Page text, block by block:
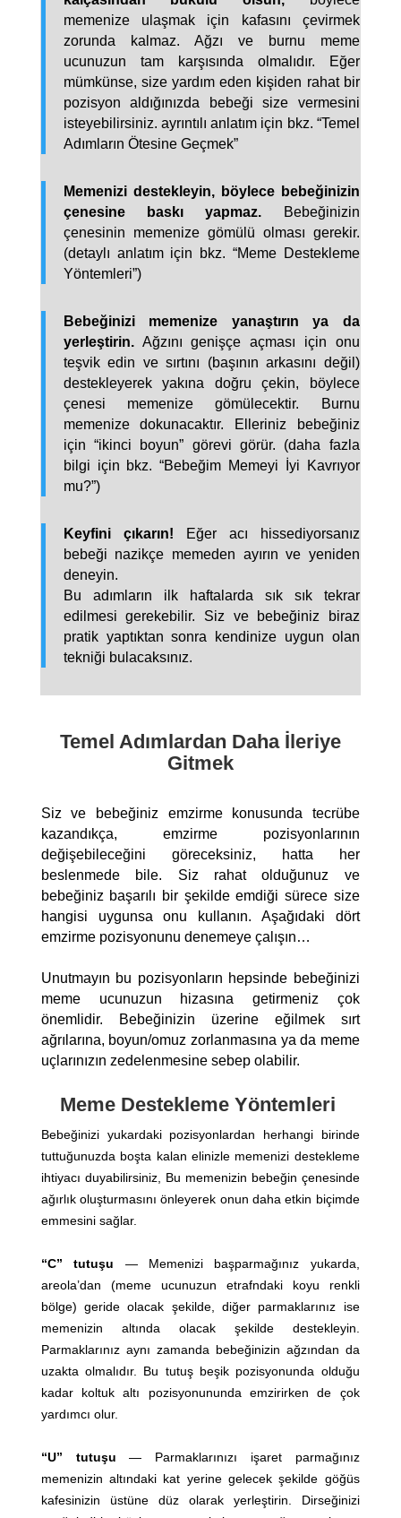
memenize ulaşmak için kafasını çevirmek
zorunda kalmaz. Ağzı ve burnu meme
ucunuzun tam karşısında olmalıdır. Eğer
mümkünse, size yardım eden kişiden rahat bir
pozisyon aldığınızda bebeği size vermesini
isteyebilirsiniz. ayrıntılı anlatım için bkz. “Temel
Adımların Ötesine Geçmek”
Memenizi destekleyin, böylece bebeğinizin
çenesine baskı yapmaz. Bebeğinizin
çenesinin memenize gömülü olması gerekir.
(detaylı anlatım için bkz. “Meme Destekleme
Yöntemleri”)
Bebeğinizi memenize yanaştırın ya da
yerleştirin.Ağzını genişçe açması için onu
teşvik edin ve sırtını (başının arkasını değil)
destekleyerek yakına doğru çekin, böylece
çenesi memenize gömülecektir. Burnu
memenize dokunacaktır. Elleriniz bebeğiniz
için “ikinci boyun” görevi görür. (daha fazla
bilgi için bkz. “Bebeğim Memeyi İyi Kavrıyor
mu?”)
Keyfini çıkarın! Eğer acı hissediyorsanız
bebeği nazikçe memeden ayırın ve yeniden
deneyin.
Bu adımların ilk haftalarda sık sık tekrar
edilmesi gerekebilir. Siz ve bebeğiniz biraz
pratik yaptıktan sonra kendinize uygun olan
tekniği bulacaksınız.
Temel Adımlardan Daha İleriye
Gitmek
Siz ve bebeğiniz emzirme konusunda tecrübe
kazandıkça, emzirme pozisyonlarının
değişebileceğini göreceksiniz, hatta her
beslenmede bile. Siz rahat olduğunuz ve
bebeğiniz başarılı bir şekilde emdiği sürece size
hangisi uygunsa onu kullanın. Aşağıdaki dört
emzirme pozisyonunu denemeye çalışın…
Unutmayın bu pozisyonların hepsinde bebeğinizi
meme ucunuzun hizasına getirmeniz çok
önemlidir. Bebeğinizin üzerine eğilmek sırt
ağrılarına, boyun/omuz zorlanmasına ya da meme
uçlarınızın zedelenmesine sebep olabilir.
Meme Destekleme Yöntemleri
Bebeğinizi yukardaki pozisyonlardan herhangi birinde
tuttuğunuzda boşta kalan elinizle memenizi destekleme
ihtiyacı duyabilirsiniz, Bu memenizin bebeğin çenesinde
ağırlık oluşturmasını önleyerek onun daha etkin biçimde
emmesini sağlar.
“C” tutuşu — Memenizi başparmağınız yukarda,
areola’dan (meme ucunuzun etrafndaki koyu renkli
bölge) geride olacak şekilde, diğer parmaklarınız ise
memenizin altında olacak şekilde destekleyin.
Parmaklarınız aynı zamanda bebeğinizin ağzından da
uzakta olmalıdır. Bu tutuş beşik pozisyonunda olduğu
kadar koltuk altı pozisyonununda emzirirken de çok
yardımcı olur.
“U” tutuşu — Parmaklarınızı işaret parmağınız
memenizin altındaki kat yerine gelecek şekilde göğüs
kafesinizin üstüne düz olarak yerleştirin. Dirseğinizi